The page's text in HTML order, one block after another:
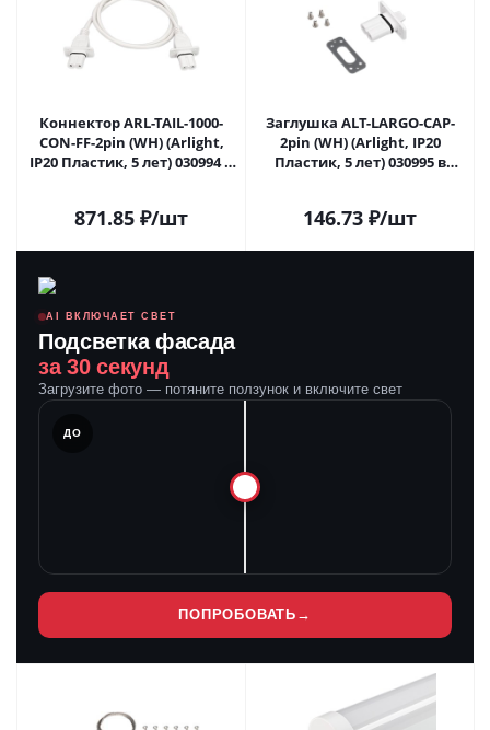
Коннектор ARL-TAIL-1000-
CON-FF-2pin (WH) (Arlight,
IP20 Пластик, 5 лет) 030994 в
871.85 ₽/шт
Заглушка ALT-LARGO-CAP-
2pin (WH) (Arlight, IP20
Пластик, 5 лет) 030995 в
146.73 ₽/шт
AI ВКЛЮЧАЕТ СВЕТ
Подсветка фасада
за 30 секунд
Загрузите фото — потяните ползунок и включите свет
ДО
ПОПРОБОВАТЬ →